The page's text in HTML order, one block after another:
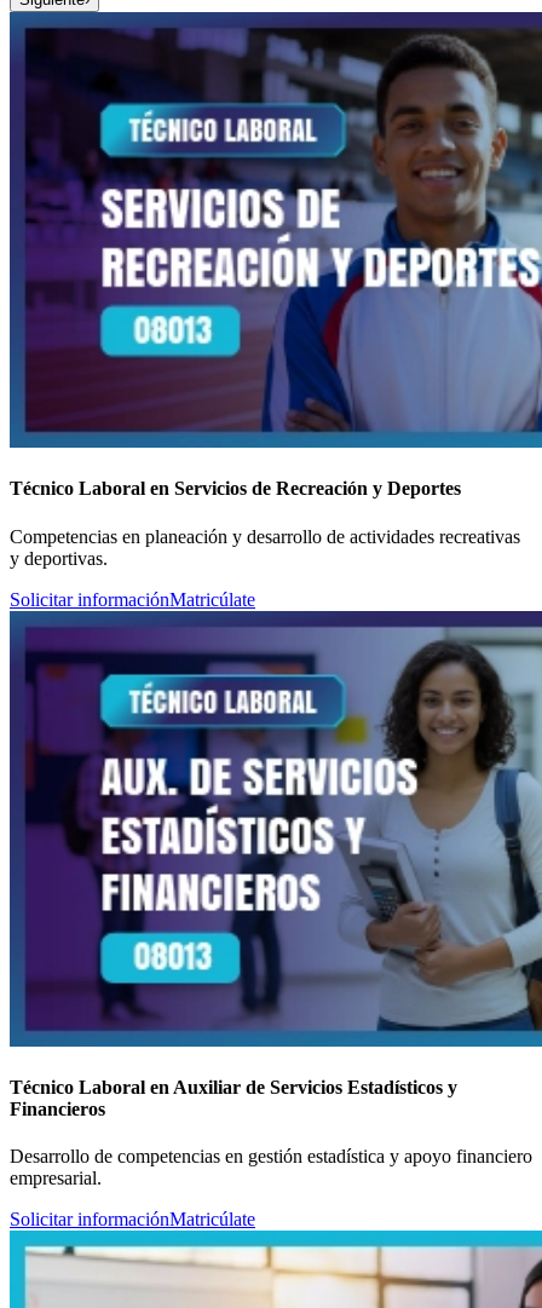
Técnico Laboral en Servicios de Recreación y Deportes
Competencias en planeación y desarrollo de actividades recreativas
y deportivas.
Solicitar informaciónMatricúlate
Técnico Laboral en Auxiliar de Servicios Estadísticos y
Financieros
Desarrollo de competencias en gestión estadística y apoyo financiero
empresarial.
Solicitar informaciónMatricúlate